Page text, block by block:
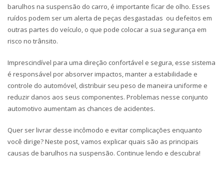
barulhos na suspensão do carro, é importante ficar de olho. Esses
ruídos podem ser um alerta de peças desgastadas ou defeitos em
outras partes do veículo, o que pode colocar a sua segurança em
risco no trânsito.
Imprescindível para uma direção confortável e segura, esse sistema
é responsável por absorver impactos, manter a estabilidade e
controle do automóvel, distribuir seu peso de maneira uniforme e
reduzir danos aos seus componentes. Problemas nesse conjunto
automotivo aumentam as chances de acidentes.
Quer ser livrar desse incômodo e evitar complicações enquanto
você dirige? Neste post, vamos explicar quais são as principais
causas de barulhos na suspensão. Continue lendo e descubra!